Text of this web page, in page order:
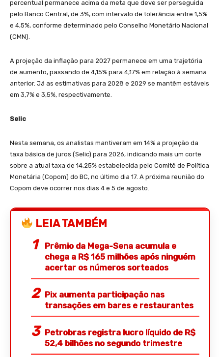
percentual permanece acima da meta que deve ser perseguida
pelo Banco Central, de 3%, com intervalo de tolerância entre 1,5%
e 4,5%, conforme determinado pelo Conselho Monetário Nacional
(CMN).
A projeção da inflação para 2027 permanece em uma trajetória
de aumento, passando de 4,15% para 4,17% em relação à semana
anterior. Já as estimativas para 2028 e 2029 se mantêm estáveis
em 3,7% e 3,5%, respectivamente.
Selic
Nesta semana, os analistas mantiveram em 14% a projeção da
taxa básica de juros (Selic) para 2026, indicando mais um corte
sobre a atual taxa de 14,25% estabelecida pelo Comitê de Política
Monetária (Copom) do BC, no último dia 17. A próxima reunião do
Copom deve ocorrer nos dias 4 e 5 de agosto.
LEIA TAMBÉM
Prêmio da Mega-Sena acumula e
chega a R$ 165 milhões após ninguém
acertar os números sorteados
Pix aumenta participação nas
transações em bares e restaurantes
Petrobras registra lucro líquido de R$
52,4 bilhões no segundo trimestre